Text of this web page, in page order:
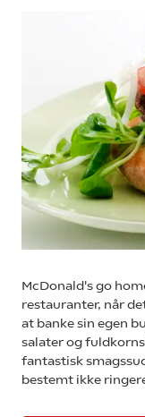
McDonald's go
restauranter, når
at banke sin egen
salater og
fantastisk
bestemt ikke